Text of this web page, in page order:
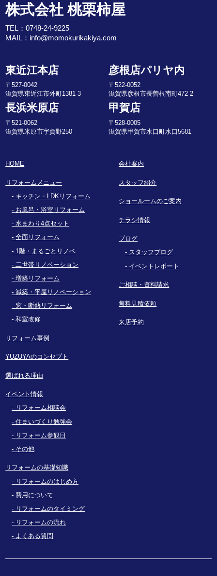
株式会社 桃栗柿屋
TEL：0748-24-9225
MAIL： info@momokurikakiya.com
東近江本店
〒527-0042
滋賀県東近江市外町1381-3
彦根店パリヤ内
〒522-0052
滋賀県彦根市長曽根南町472-2
長浜米原店
〒521-0062
滋賀県米原市宇賀野250
甲賀店
〒528-0005
滋賀県甲賀市水口町水口5681
HOME
リフォームメニュー
キッチン・LDKリフォーム
お風呂・浴室リフォーム
水まわり4点セット
全面リフォーム
1階・まるごとリノベ
二世帯リノベーション
増築リフォーム
減築・平屋リノベーション
窓・断熱リフォーム
和室改修
リフォーム事例
YUZUYAのコンセプト
選ばれる理由
イベント情報
リフォーム相談会
住まいづくり勉強会
リフォーム参観日
その他
リフォームの基礎知識
リフォームのはじめ方
費用について
リフォームのタイミング
リフォームの流れ
よくある質問
会社案内
スタッフ紹介
ショールームのご案内
チラシ情報
ブログ
スタッフブログ
イベントレポート
ご相談・資料請求
無料見積依頼
来店予約